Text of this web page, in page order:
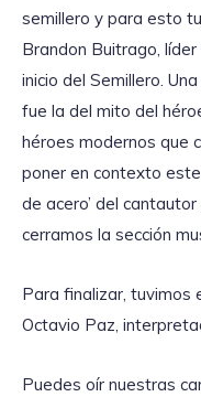
semillero y para esto
Brandon Buitrago,
inicio del Semillero.
fue la del mito del
héroes modernos que
poner en contexto
de acero’ del
cerramos la sección
Para finalizar, tuvimos
Octavio Paz,
Puedes oír nuestras